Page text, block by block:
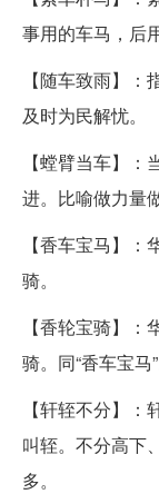
事用的车马，后
【随车致雨】
及时为民解忧。
【螳臂当车】
进。比喻做力量
【香车宝马】
骑。
【香轮宝骑】
骑。同“香车宝马”
【轩轾不分】
叫轾。不分高下
多。